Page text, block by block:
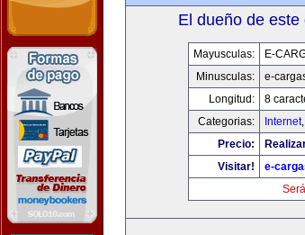
El dueño de
Mayusculas:
E-
Minusculas:
e-
Longitud:
8
Categorias:
Internet,
Precio:
Visitar!
e-